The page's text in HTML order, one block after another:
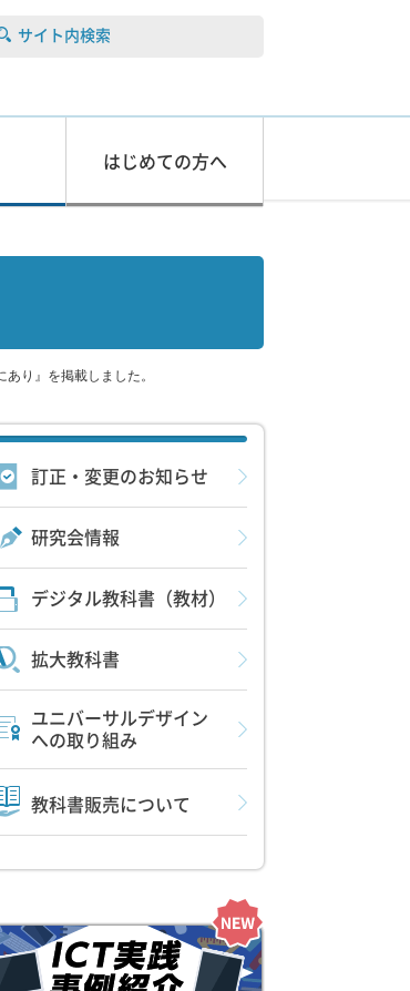
サイト内検索
はじめての方へ
り』を掲載しました。
訂正・変更のお知らせ
研究会情報
デジタル教科書（教材）
拡大教科書
ユニバーサルデザイン
への取り組み
教科書販売について